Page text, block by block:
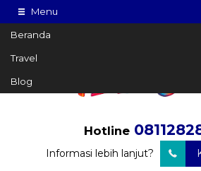
Menu
Beranda
Travel
Blog
Hotline
Informasi lebih lanjut?